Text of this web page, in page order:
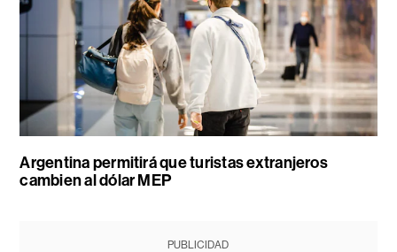
Argentina permitirá que turistas extranjeros
cambien al dólar MEP
PUBLICIDAD